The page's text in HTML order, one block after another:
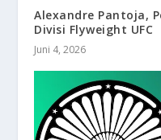
Alexandre Pantoja,
Divisi Flyweight UFC
Juni 4, 2026